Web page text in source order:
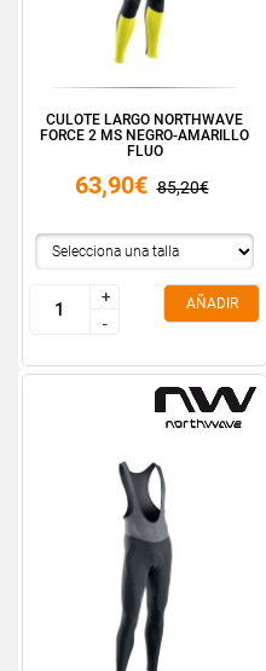
CULOTE LARGO NORTHWAVE
FORCE 2 MS NEGRO-AMARILLO
FLUO
63,90€ 85,20€
+
-
+
-
AÑADIR